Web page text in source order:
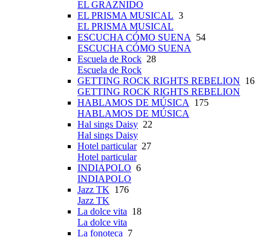
EL GRAZNIDO
EL PRISMA MUSICAL 3
EL PRISMA MUSICAL
ESCUCHA CÓMO SUENA
54
ESCUCHA CÓMO SUENA
Escuela de Rock 28
Escuela de Rock
GETTING ROCK RIGHTS REBELION 16
GETTING ROCK RIGHTS REBELION
HABLAMOS DE MÚSICA
175
HABLAMOS DE MÚSICA
Hal sings Daisy 22
Hal sings Daisy
Hotel particular27
Hotel particular
INDIAPOLO 6
INDIAPOLO
Jazz TK 176
Jazz TK
La dolce vita 18
La dolce vita
La fonoteca 7